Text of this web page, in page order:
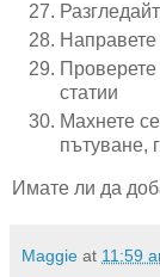
Проверете
статии
Махнете
пътуване,
Имате ли да
Maggie at 11:59